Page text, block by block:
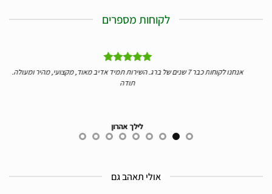
לקוחות מספרים
אנחנו לקוחות כבר 7 שנים של ברג. השירות תמיד אדיב מאוד, מקצועי, מהיר ומעולה.
תודה
לילך אהרון
אולי תאהב גם